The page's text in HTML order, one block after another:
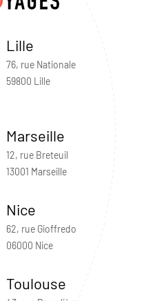
Lille
76, rue Nationale
59800 Lille
Marseille
12, rue Breteuil
13001 Marseille
Nice
62, rue Gioffredo
06000 Nice
Toulouse